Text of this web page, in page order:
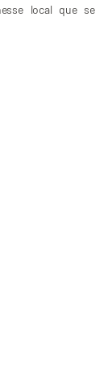
local que se